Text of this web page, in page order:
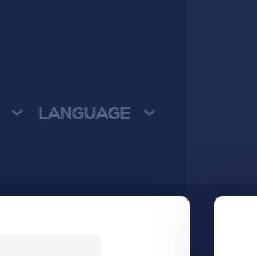
LANGUAGE